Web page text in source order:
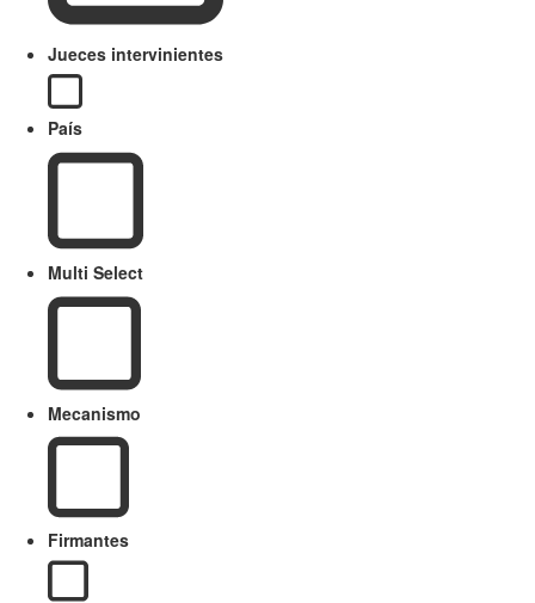
Jueces intervinientes
País
Multi Select
Mecanismo
Firmantes